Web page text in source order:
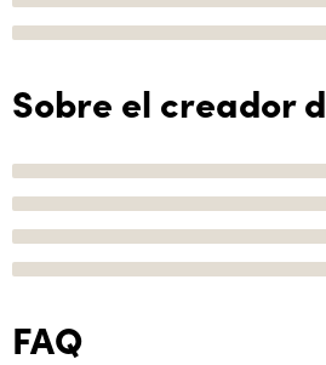
Sobre el creador
FAQ